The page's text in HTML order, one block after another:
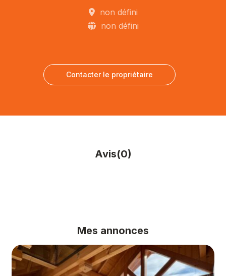
non défini
non défini
Contacter le propriétaire
Avis(0)
Mes annonces